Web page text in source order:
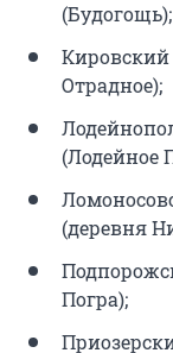
(Будогощь);
Кировский
Отрадное);
(Лодейное
(деревня
Погра);